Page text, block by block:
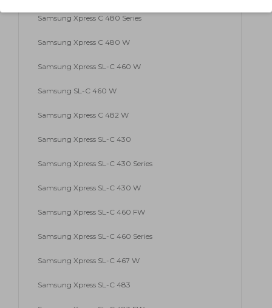
Samsung Xpress C 480 Series
Samsung Xpress C 480 W
Samsung Xpress SL-C 460 W
Samsung SL-C 460 W
Samsung Xpress C 482 W
Samsung Xpress SL-C 430
Samsung Xpress SL-C 430 Series
Samsung Xpress SL-C 430 W
Samsung Xpress SL-C 460 FW
Samsung Xpress SL-C 460 Series
Samsung Xpress SL-C 467 W
Samsung Xpress SL-C 483